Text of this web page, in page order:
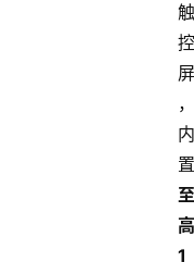
触
控
屏
，
内
置
至
高
1